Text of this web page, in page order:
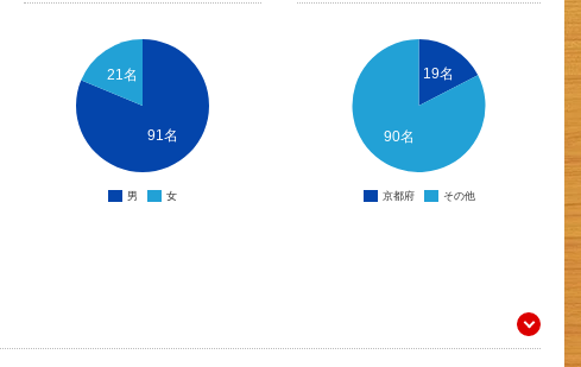
男 女
91名
21名
京都府 その他
19名
90名